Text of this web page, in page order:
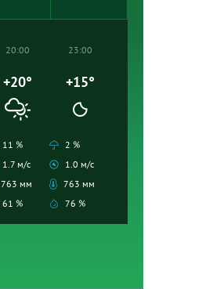
20:00
+20°
11 %
1.7 м/с
763 мм
61 %
23:00
+15°
2 %
1.0 м/с
763 мм
76 %